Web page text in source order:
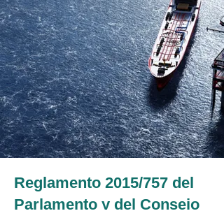
Reglamento 2015/757 del
Parlamento y del Consejo